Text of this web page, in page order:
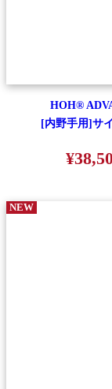
HOH®
[内野手用]サ
NEW